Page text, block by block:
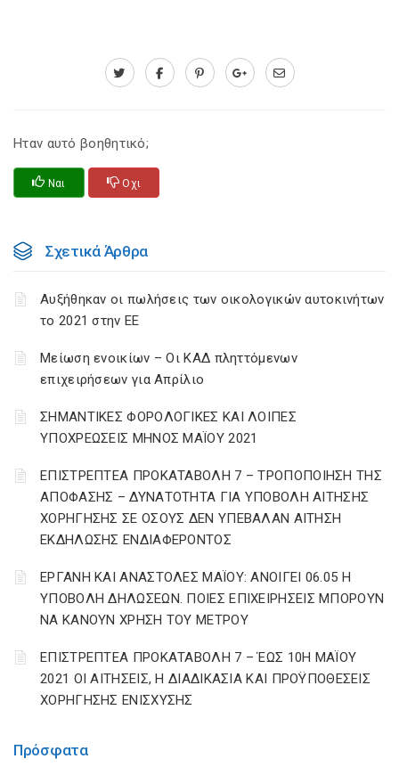
Πρόσφατα
Ηταν αυτό βοηθητικό;
Ναι Οχι
Σχετικά Άρθρα
Αυξήθηκαν οι πωλήσεις των οικολογικών αυτοκινήτων
το 2021 στην ΕΕ
Μείωση ενοικίων – Οι ΚΑΔ πληττόμενων
επιχειρήσεων για Απρίλιο
ΣΗΜΑΝΤΙΚΕΣ ΦΟΡΟΛΟΓΙΚΕΣ ΚΑΙ ΛΟΙΠΕΣ
ΥΠΟΧΡΕΩΣΕΙΣ ΜΗΝΟΣ ΜΑΪΟΥ 2021
ΕΠΙΣΤΡΕΠΤΕΑ ΠΡΟΚΑΤΑΒΟΛΗ 7 – ΤΡΟΠΟΠΟΙΗΣΗ ΤΗΣ
ΑΠΟΦΑΣΗΣ – ΔΥΝΑΤΟΤΗΤΑ ΓΙΑ ΥΠΟΒΟΛΗ ΑΙΤΗΣΗΣ
ΧΟΡΗΓΗΣΗΣ ΣΕ ΟΣΟΥΣ ΔΕΝ ΥΠΕΒΑΛΑΝ ΑΙΤΗΣΗ
ΕΚΔΗΛΩΣΗΣ ΕΝΔΙΑΦΕΡΟΝΤΟΣ
ΕΡΓΑΝΗ ΚΑΙ ΑΝΑΣΤΟΛΕΣ ΜΑΪΟΥ: ΑΝΟΙΓΕΙ 06.05 Η
ΥΠΟΒΟΛΗ ΔΗΛΩΣΕΩΝ. ΠΟΙΕΣ ΕΠΙΧΕΙΡΗΣΕΙΣ ΜΠΟΡΟΥΝ
ΝΑ ΚΑΝΟΥΝ ΧΡΗΣΗ ΤΟΥ ΜΕΤΡΟΥ
ΕΠΙΣΤΡΕΠΤΕΑ ΠΡΟΚΑΤΑΒΟΛΗ 7 – ΈΩΣ 10Η ΜΑΪΟΥ
2021 ΟΙ ΑΙΤΗΣΕΙΣ, Η ΔΙΑΔΙΚΑΣΙΑ ΚΑΙ ΠΡΟΫΠΟΘΕΣΕΙΣ
ΧΟΡΗΓΗΣΗΣ ΕΝΙΣΧΥΣΗΣ